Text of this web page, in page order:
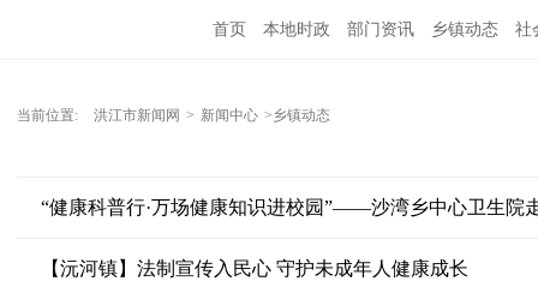
首页 本地时政 部门资讯 乡镇动态 社
当前位置: 洪江市新闻网 > 新闻中心 >乡镇动态
“健康科普行·万场健康知识进校园”——沙湾乡中心卫生院
【沅河镇】法制宣传入民心 守护未成年人健康成长